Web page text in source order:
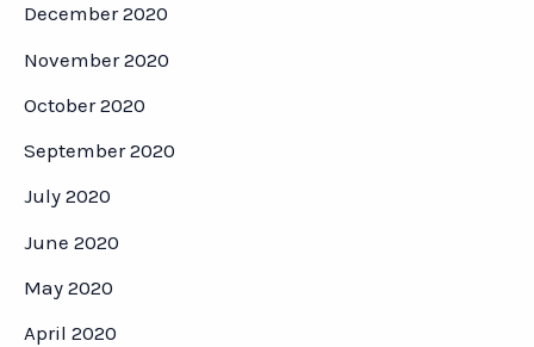
December 2020
November 2020
October 2020
September 2020
July 2020
June 2020
May 2020
April 2020